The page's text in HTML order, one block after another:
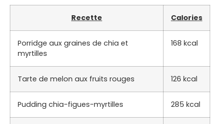
Recette Calories
Porridge aux graines de chia et
myrtilles
168 kcal
Tarte de melon aux fruits rouges 126 kcal
Pudding chia-figues-myrtilles 285 kcal